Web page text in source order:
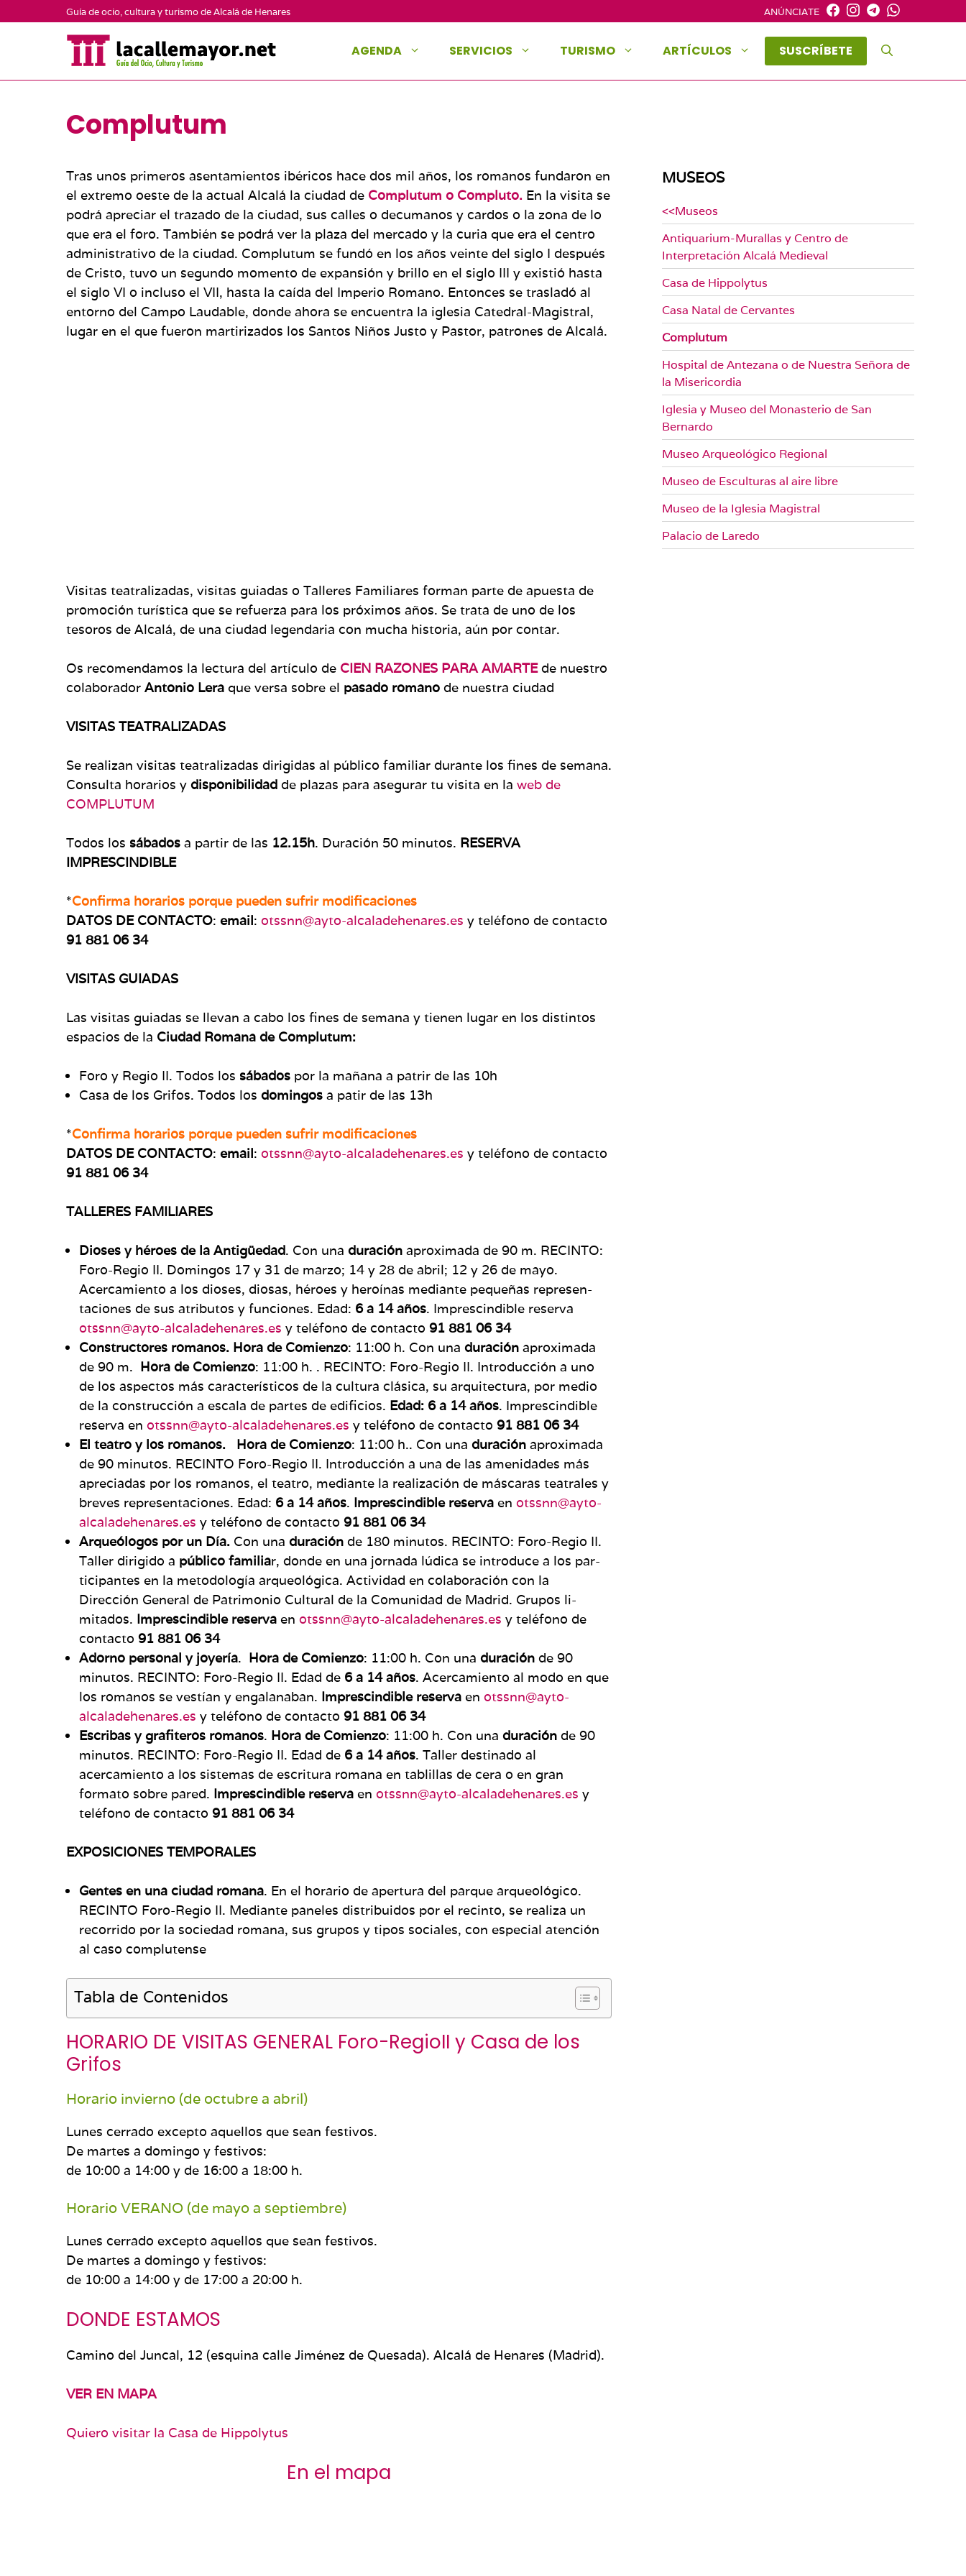
ANÚNCIATE
Guía de ocio, cultura y turismo de Alcalá de Henares
AGENDA SERVICIOS TURISMO ARTÍCULOS SUSCRÍBETE
Complutum
Tras unos primeros asentamientos ibéricos hace dos mil años, los romanos fundaron en
el extremo oeste de la ac­tual Alcalá la ciudad de Complutum o Compluto. En la visita se
podrá apreciar el trazado de la ciudad, sus calles o decu­manos y cardos o la zona de lo
que era el foro. También se podrá ver la plaza del mercado y la curia que era el centro
administrativo de la ciudad. Complutum se fundó en los años veinte del siglo I después
de Cristo, tuvo un segundo momento de expansión y brillo en el siglo III y existió hasta
el siglo VI o incluso el VII, hasta la caída del Imperio Roma­no. Entonces se trasladó al
entorno del Campo Laudable, donde ahora se encuentra la iglesia Catedral-Magistral,
lu­gar en el que fueron martirizados los Santos Niños Justo y Pastor, patrones de Alcalá.
Visitas teatralizadas, visitas guiadas o Talleres Familiares forman parte de apuesta de
promoción turística que se refuerza para los próximos años. Se trata de uno de los
tesoros de Alcalá, de una ciudad legendaria con mucha historia, aún por contar.
Os recomendamos la lectura del artículo de CIEN RAZONES PARA AMARTEde nuestro
colaborador Antonio Lera que versa sobre el pasado romano de nuestra ciudad
VISITAS TEATRALIZADAS
Se realizan visitas teatralizadas dirigidas al público familiar durante los fines de semana.
Consulta horarios y disponibilidad de plazas para asegurar tu visita en la web de
COMPLUTUM
Todos los sábados a partir de las 12.15h. Duración 50 minutos. RESERVA
IMPRESCINDIBLE
*Confirma horarios porque pueden sufrir modificaciones
DATOS DE CONTACTO: email: otssnn@ayto-alcaladehenares.es y teléfono de contacto
91 881 06 34
VISITAS GUIADAS
Las visitas guiadas se llevan a cabo los fines de semana y tienen lugar en los distintos
espacios de la Ciudad Romana de Complutum:
Foro y Regio II. Todos los sábados por la mañana a patrir de las 10h
Casa de los Grifos. Todos los domingos a patir de las 13h
*Confirma horarios porque pueden sufrir modificaciones
DATOS DE CONTACTO: email: otssnn@ayto-alcaladehenares.es y teléfono de contacto
91 881 06 34
TALLERES FAMILIARES
Dioses y héroes de la Antigüedad. Con una duración aproximada de 90 m. RECINTO:
Fo­ro-Regio II. Domingos 17 y 31 de marzo; 14 y 28 de abril; 12 y 26 de mayo.
Acercamiento a los dioses, dio­sas, héroes y heroínas mediante pequeñas represen­
taciones de sus atributos y funciones. Edad: 6 a 14 años. Imprescindible reserva
otssnn@ayto-alcaladehenares.es y teléfono de contacto 91 881 06 34
Constructores romanos. Hora de Comienzo: 11:00 h. Con una dura­ción aproximada
de 90 m. Hora de Comienzo: 11:00 h. . RECINTO: Foro-Regio II. Introducción a uno
de los aspectos más característi­cos de la cultura clásica, su arquitectura, por medio
de la construcción a escala de partes de edificios. Edad: 6 a 14 años. Imprescindible
reserva en otssnn@ayto-alcaladehenares.es y teléfono de contacto 91 881 06 34
El teatro y los romanos.
Hora de Comienzo: 11:00 h.. Con una dura­ción aproximada
de 90 minutos. RECINTO Foro-Re­gio II. Introducción a una de las amenidades más
apreciadas por los romanos, el teatro, mediante la realización de máscaras tea­trales y
breves representaciones. Edad: 6 a 14 años. Imprescindible reserva en otssnn@ayto-
alcaladehenares.es y teléfono de contacto 91 881 06 34
Arqueólogos por un Día. Con una dura­ción de 180 minutos. RECINTO: Foro-Regio II.
Taller dirigido a público familiar, donde en una jornada lúdica se introduce a los par­
ticipantes en la metodología arqueológica. Actividad en colaboración con la
Dirección General de Patrimo­nio Cultural de la Comunidad de Madrid. Grupos li­
mitados. Imprescindible reserva en otssnn@ayto-alcaladehenares.es y teléfono de
contacto 91 881 06 34
Adorno personal y joyería. Hora de Comienzo: 11:00 h. Con una duración de 90
minutos. RECINTO: Foro-Regio II. Edad de 6 a 14 años. Acercamiento al modo en que
los romanos se vestían y engalanaban. Imprescindible reserva en otssnn@ayto-
alcaladehenares.es y teléfono de contacto 91 881 06 34
Escribas y grafiteros romanos. Hora de Comienzo: 11:00 h. Con una duración de 90
minutos. RECINTO: Foro-Regio II. Edad de 6 a 14 años. Taller destinado al
acercamiento a los sistemas de escritura romana en tablillas de cera o en gran
formato sobre pared. Imprescindible reserva en otssnn@ayto-alcaladehenares.es y
teléfono de contacto 91 881 06 34
EXPOSICIONES TEMPORALES
Gentes en una ciudad romana. En el horario de aper­tura del parque arqueológico.
RECINTO Foro-Regio II. Mediante paneles distribuidos por el recinto, se reali­za un
recorrido por la sociedad romana, sus grupos y tipos sociales, con especial atención
al caso complu­tense
Tabla de Contenidos
HORARIO DE VISITAS GENERAL Foro-RegioII y Casa de los
Grifos
Horario invierno (de octubre a abril)
Lunes cerrado excepto aquellos que sean festivos.
De martes a domingo y festivos:
de 10:00 a 14:00 y de 16:00 a 18:00 h.
Horario VERANO (de mayo a septiembre)
Lunes cerrado excepto aquellos que sean festivos.
De martes a domingo y festivos:
de 10:00 a 14:00 y de 17:00 a 20:00 h.
DONDE ESTAMOS
Camino del Juncal, 12 (esquina calle Jiménez de Quesada). Alcalá de Henares (Madrid).
VER EN MAPA
Quiero visitar la Casa de Hippolytus
En el mapa
MUSEOS
<<Museos
Antiquarium-Murallas y Centro de
Interpretación Alcalá Medieval
Casa de Hippolytus
Casa Natal de Cervantes
Complutum
Hospital de Antezana o de Nuestra Señora de
la Misericordia
Iglesia y Museo del Monasterio de San
Bernardo
Museo Arqueológico Regional
Museo de Esculturas al aire libre
Museo de la Iglesia Magistral
Palacio de Laredo